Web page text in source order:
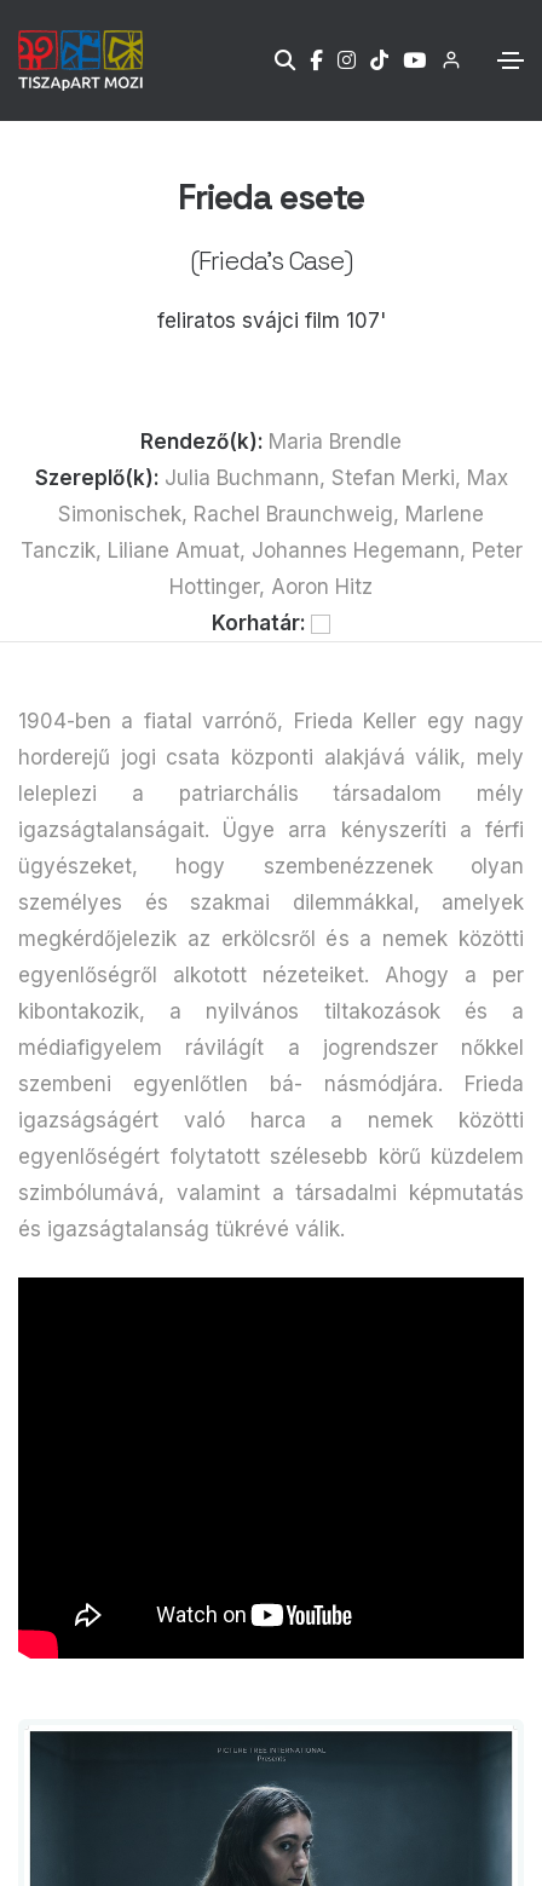
Frieda esete
(Frieda’s Case)
feliratos svájci film 107'
Rendező(k): Maria Brendle
Szereplő(k): Julia Buchmann, Stefan Merki, Max
Simonischek, Rachel Braunchweig, Marlene
Tanczik, Liliane Amuat, Johannes Hegemann, Peter
Hottinger, Aoron Hitz
Korhatár:
1904-ben a fiatal varrónő, Frieda Keller egy nagy
horderejű jogi csata központi alakjává válik, mely
leleplezi a patriarchális társadalom mély
igazságtalanságait. Ügye arra kényszeríti a férfi
ügyészeket, hogy szembenézzenek olyan
személyes és szakmai dilemmákkal, amelyek
megkérdőjelezik az erkölcsről és a nemek közötti
egyenlőségről alkotott nézeteiket. Ahogy a per
kibontakozik, a nyilvános tiltakozások és a
médiafigyelem rávilágít a jogrendszer nőkkel
szembeni egyenlőtlen bá- násmódjára. Frieda
igazságságért való harca a nemek közötti
egyenlőségért folytatott szélesebb körű küzdelem
szimbólumává, valamint a társadalmi képmutatás
és igazságtalanság tükrévé válik.